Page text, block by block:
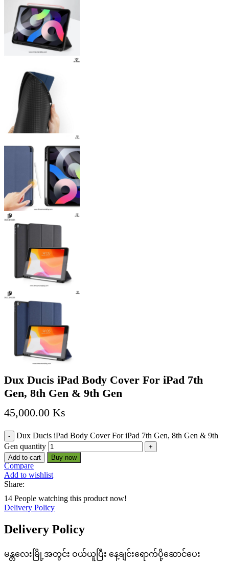
Dux Ducis iPad Body Cover For iPad 7th
Gen, 8th Gen & 9th Gen
45,000.00 Ks
Dux Ducis iPad Body Cover For iPad 7th Gen, 8th Gen & 9th
Gen quantity
Add to cart Buy now
Compare
Add to wishlist
Share:
14 People watching this product now!
Delivery Policy
Delivery Policy
မန္တလေးမြို့အတွင်း ဝယ်ယူပြီး နေ့ချင်းရောက်ပို့ဆောင်ပေး